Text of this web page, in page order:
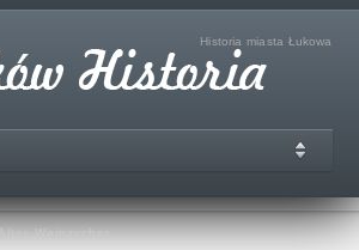
Historia miasta Łukowa
Alter Wajnzycher